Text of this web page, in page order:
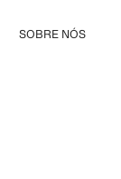
SOBRE NÓS